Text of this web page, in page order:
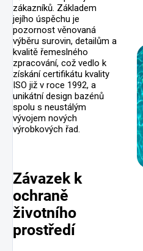
zákazníků. Základem
jejího úspěchu je
pozornost věnovaná
výběru surovin, detailům a
kvalitě řemeslného
zpracování, což vedlo k
získání certifikátu kvality
ISO již v roce 1992, a
unikátní design bazénů
spolu s neustálým
vývojem nových
výrobkových řad.
Závazek k
ochraně
životního
prostředí